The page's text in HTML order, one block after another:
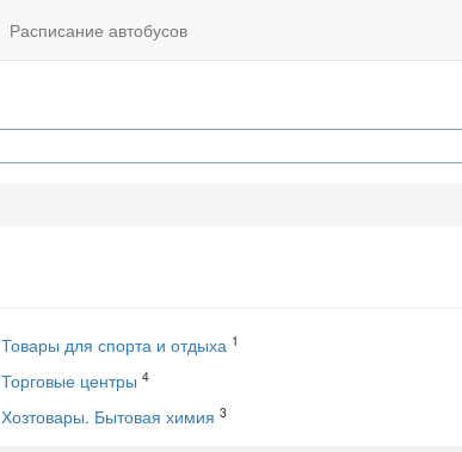
Расписание автобусов
Товары для спорта и отдыха 1
Торговые центры 4
Хозтовары. Бытовая химия 3